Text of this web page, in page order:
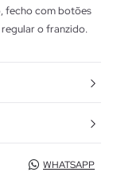
fecho com botões
o franzido.
WHATSAPP